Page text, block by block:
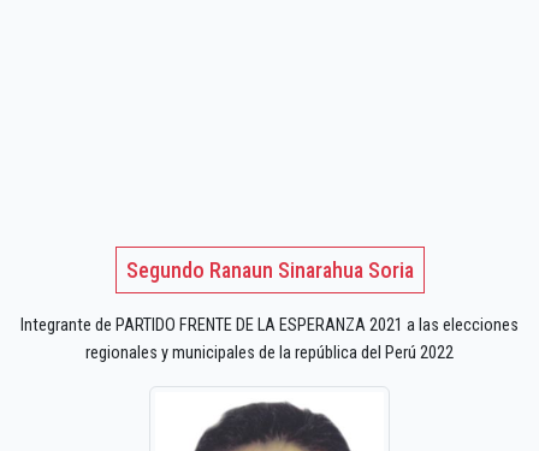
Segundo Ranaun Sinarahua Soria
Integrante de PARTIDO FRENTE DE LA ESPERANZA 2021 a las elecciones
regionales y municipales de la república del Perú 2022